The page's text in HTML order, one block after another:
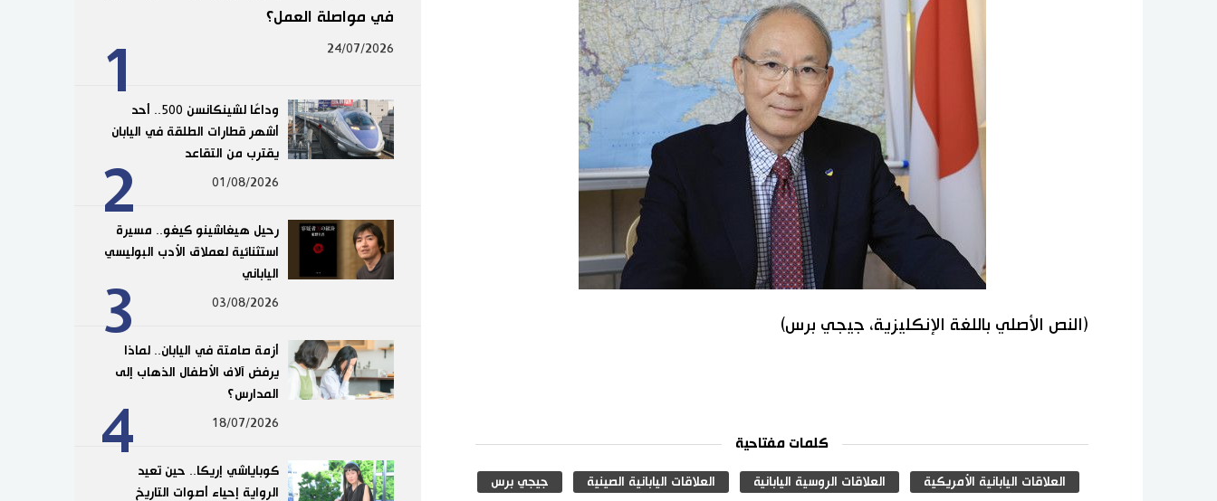
(النص الأصلي باللغة الإنكليزية، جيجي برس)
كلمات مفتاحية
العلاقات اليابانية الأمريكية العلاقات الروسية اليابانية العلاقات اليابانية الصينية جيجي برس
1
في مواصلة العمل؟
24/07/2026
2
وداعًا لشينكانسن 500.. أحد
أشهر قطارات الطلقة في اليابان
يقترب من التقاعد
01/08/2026
3
رحيل هيغاشينو كيغو.. مسيرة
استثنائية لعملاق الأدب البوليسي
الياباني
03/08/2026
4
أزمة صامتة في اليابان.. لماذا
يرفض آلاف الأطفال الذهاب إلى
المدارس؟
18/07/2026
كوباياشي إريكا.. حين تعيد
الرواية إحياء أصوات التاريخ